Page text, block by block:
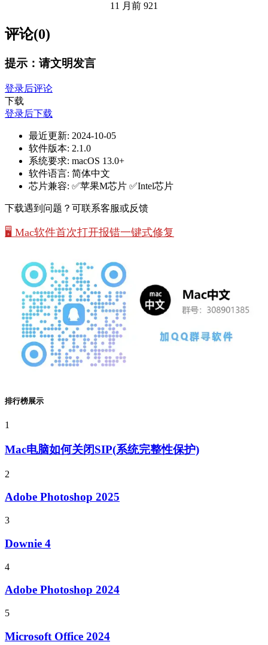
11 月前 921
评论(0)
提示：请文明发言
登录后评论
下载
登录后下载
最近更新: 2024-10-05
软件版本: 2.1.0
系统要求: macOS 13.0+
软件语言: 简体中文
芯片兼容: ✅苹果M芯片 ✅Intel芯片
下载遇到问题？可联系客服或反馈
🖥️ Mac软件首次打开报错一键式修复
排行榜展示
1
Mac电脑如何关闭SIP(系统完整性保护)
2
Adobe Photoshop 2025
3
Downie 4
4
Adobe Photoshop 2024
5
Microsoft Office 2024